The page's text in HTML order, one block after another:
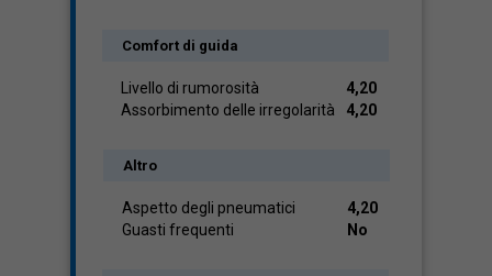
Comfort di guida
Livello di rumorosità
4,20
Assorbimento delle irregolarità
4,20
Altro
Aspetto degli pneumatici
4,20
Guasti frequenti
No